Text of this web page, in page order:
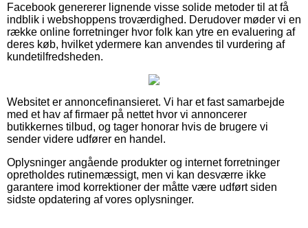
Facebook genererer lignende visse solide metoder til at få
indblik i webshoppens troværdighed. Derudover møder vi en
række online forretninger hvor folk kan ytre en evaluering af
deres køb, hvilket ydermere kan anvendes til vurdering af
kundetilfredsheden.
Websitet er annoncefinansieret. Vi har et fast samarbejde
med et hav af firmaer på nettet hvor vi annoncerer
butikkernes tilbud, og tager honorar hvis de brugere vi
sender videre udfører en handel.
Oplysninger angående produkter og internet forretninger
opretholdes rutinemæssigt, men vi kan desværre ikke
garantere imod korrektioner der måtte være udført siden
sidste opdatering af vores oplysninger.